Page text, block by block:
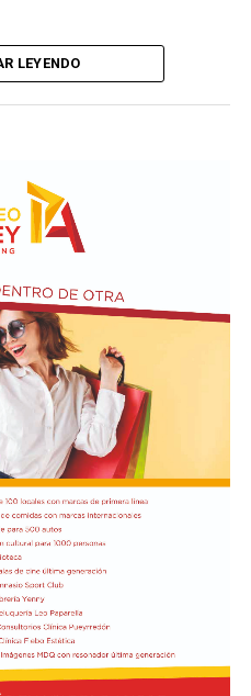
LEYENDO